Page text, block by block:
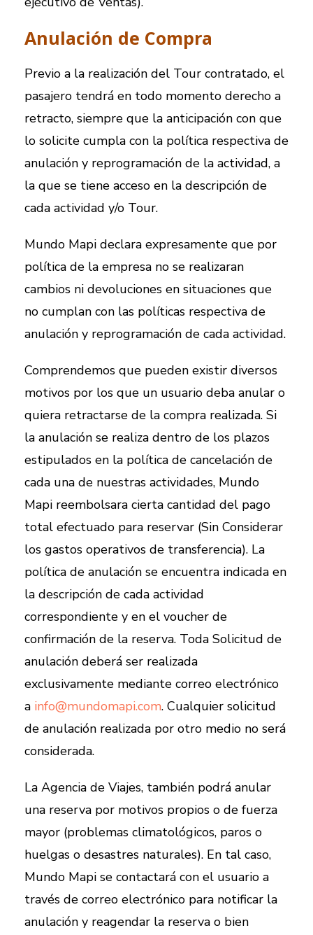
Anulación de Compra
Previo a la realización del Tour contratado, el
pasajero tendrá en todo momento derecho a
retracto, siempre que la anticipación con que
lo solicite cumpla con la política respectiva de
anulación y reprogramación de la actividad, a
la que se tiene acceso en la descripción de
cada actividad y/o Tour.
Mundo Mapi declara expresamente que por
política de la empresa no se realizaran
cambios ni devoluciones en situaciones que
no cumplan con las políticas respectiva de
anulación y reprogramación de cada actividad.
Comprendemos que pueden existir diversos
motivos por los que un usuario deba anular o
quiera retractarse de la compra realizada. Si
la anulación se realiza dentro de los plazos
estipulados en la política de cancelación de
cada una de nuestras actividades, Mundo
Mapi reembolsara cierta cantidad del pago
total efectuado para reservar (Sin Considerar
los gastos operativos de transferencia). La
política de anulación se encuentra indicada en
la descripción de cada actividad
correspondiente y en el voucher de
confirmación de la reserva. Toda Solicitud de
anulación deberá ser realizada
exclusivamente mediante correo electrónico
a info@mundomapi.com. Cualquier solicitud
de anulación realizada por otro medio no será
considerada.
La Agencia de Viajes, también podrá anular
una reserva por motivos propios o de fuerza
mayor (problemas climatológicos, paros o
huelgas o desastres naturales). En tal caso,
Mundo Mapi se contactará con el usuario a
través de correo electrónico para notificar la
anulación y reagendar la reserva o bien